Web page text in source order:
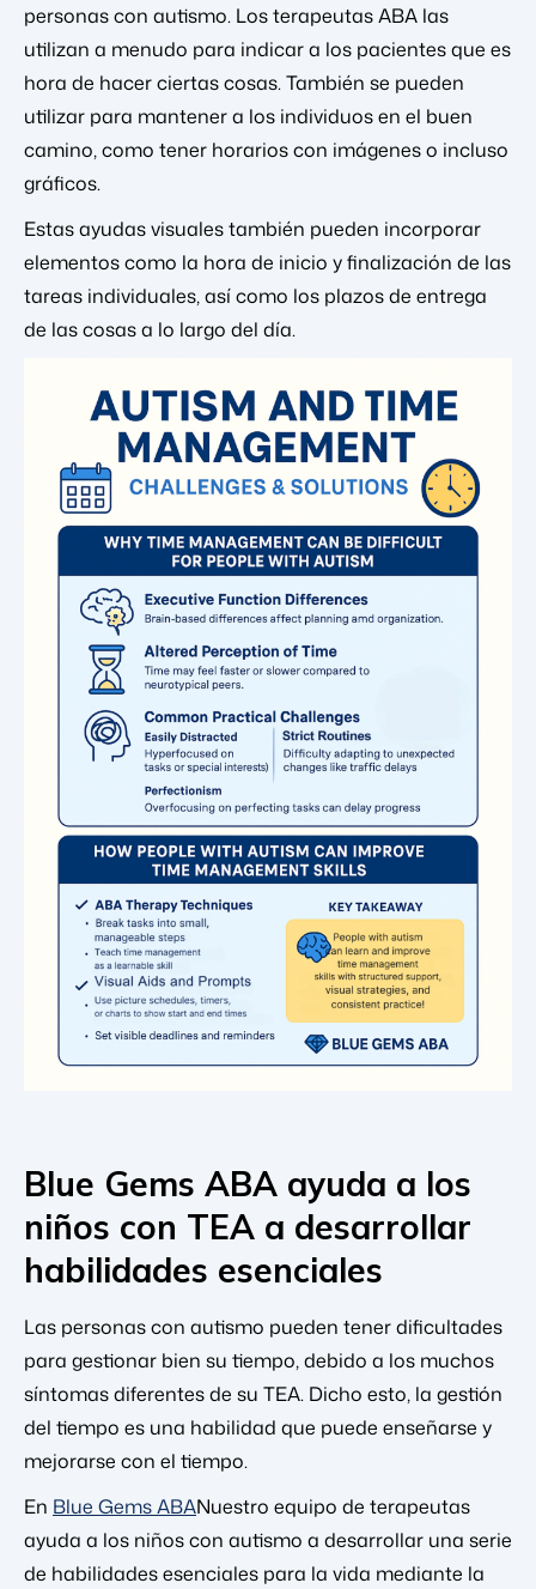
personas con autismo. Los terapeutas ABA las
utilizan a menudo para indicar a los pacientes que es
hora de hacer ciertas cosas. También se pueden
utilizar para mantener a los individuos en el buen
camino, como tener horarios con imágenes o incluso
gráficos.
Estas ayudas visuales también pueden incorporar
elementos como la hora de inicio y finalización de las
tareas individuales, así como los plazos de entrega
de las cosas a lo largo del día.
Blue Gems ABA ayuda a los
niños con TEA a desarrollar
habilidades esenciales
Las personas con autismo pueden tener dificultades
para gestionar bien su tiempo, debido a los muchos
síntomas diferentes de su TEA. Dicho esto, la gestión
del tiempo es una habilidad que puede enseñarse y
mejorarse con el tiempo.
En Blue Gems ABANuestro equipo de terapeutas
ayuda a los niños con autismo a desarrollar una serie
de habilidades esenciales para la vida mediante la